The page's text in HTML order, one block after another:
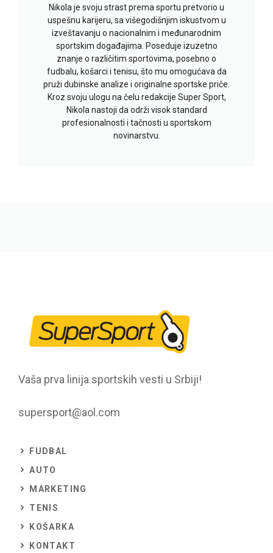
Nikola je svoju strast prema sportu pretvorio u
uspešnu karijeru, sa višegodišnjim iskustvom u
izveštavanju o nacionalnim i međunarodnim
sportskim događajima. Poseduje izuzetno
znanje o različitim sportovima, posebno o
fudbalu, košarci i tenisu, što mu omogućava da
pruži dubinske analize i originalne sportske priče.
Kroz svoju ulogu na čelu redakcije Super Sport,
Nikola nastoji da održi visok standard
profesionalnosti i tačnosti u sportskom
novinarstvu.
Vaša prva linija sportskih vesti u Srbiji!
supersport@aol.com
FUDBAL
AUTO
MARKETING
TENIS
KOŠARKA
KONTAKT